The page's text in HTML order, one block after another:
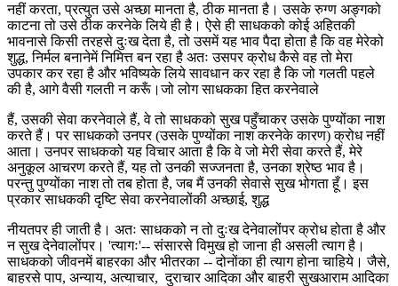
नहीं करता, प्रत्युत उसे अच्छा मानता है, ठीक मानता है। उसके रुग्ण अङ्गको
काटना तो उसे ठीक करनेके लिये ही है। ऐसे ही साधकको कोई अहितकी
भावनासे किसी तरहसे दुःख देता है, तो उसमें यह भाव पैदा होता है कि वह मेरेको
शुद्ध, निर्मल बनानेमें निमित्त बन रहा है अतः उसपर क्रोध कैसे वह तो मेरा
उपकार कर रहा है और भविष्यके लिये सावधान कर रहा है कि जो गलती पहले
की है, आगे वैसी गलती न करूँ।जो लोग साधकका हित करनेवाले
हैं, उसकी सेवा करनेवाले हैं, वे तो साधकको सुख पहुँचाकर उसके पुण्योंका नाश
करते हैं। पर साधकको उनपर (उसके पुण्योंका नाश करनेके कारण) क्रोध नहीं
आता। उनपर साधकको यह विचार आता है कि वे जो मेरी सेवा करते हैं, मेरे
अनुकूल आचरण करते हैं, यह तो उनकी सज्जनता है, उनका श्रेष्ठ भाव है।
परन्तु पुण्योंका नाश तो तब होता है, जब मैं उनकी सेवासे सुख भोगता हूँ। इस
प्रकार साधककी दृष्टि सेवा करनेवालोंकी अच्छाई, शुद्ध
नीयतपर ही जाती है। अतः साधकको न तो दुःख देनेवालोंपर क्रोध होता है और
न सुख देनेवालोंपर। 'त्यागः'-- संसारसे विमुख हो जाना ही असली त्याग है।
साधकको जीवनमें बाहरका और भीतरका -- दोनोंका ही त्याग होना चाहिये। जैसे,
बाहरसे पाप, अन्याय, अत्याचार, दुराचार आदिका और बाहरी सुखआराम आदिका